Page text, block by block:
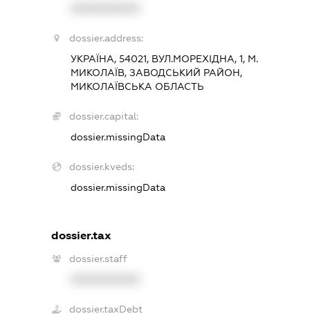
dossier.address:
УКРАЇНА, 54021, ВУЛ.МОРЕХІДНА, 1, М.
МИКОЛАЇВ, ЗАВОДСЬКИЙ РАЙОН,
МИКОЛАЇВСЬКА ОБЛАСТЬ
dossier.capital:
dossier.missingData
dossier.kveds:
dossier.missingData
dossier.tax
dossier.staff
dossier.taxDebt